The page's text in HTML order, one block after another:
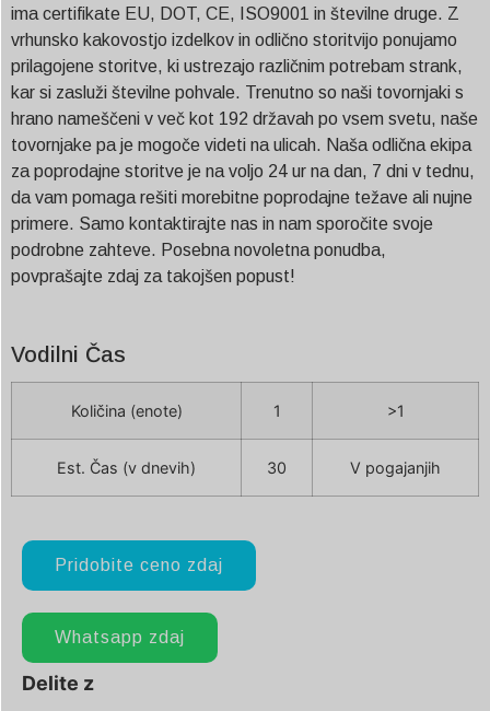
ima certifikate EU, DOT, CE, ISO9001 in številne druge. Z
vrhunsko kakovostjo izdelkov in odlično storitvijo ponujamo
prilagojene storitve, ki ustrezajo različnim potrebam strank,
kar si zasluži številne pohvale. Trenutno so naši tovornjaki s
hrano nameščeni v več kot 192 državah po vsem svetu, naše
tovornjake pa je mogoče videti na ulicah. Naša odlična ekipa
za poprodajne storitve je na voljo 24 ur na dan, 7 dni v tednu,
da vam pomaga rešiti morebitne poprodajne težave ali nujne
primere. Samo kontaktirajte nas in nam sporočite svoje
podrobne zahteve. Posebna novoletna ponudba,
povprašajte zdaj za takojšen popust!
Vodilni Čas
Količina (enote) 1 >1
Est. Čas (v dnevih) 30 V pogajanjih
Pridobite ceno zdaj
Whatsapp zdaj
Delite z